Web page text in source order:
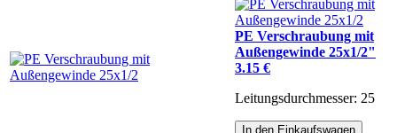
PE Verschraubung mit
Außengewinde 25x1/2"
3.15 €
Leitungsdurchmesser: 25
In den Einkaufswagen